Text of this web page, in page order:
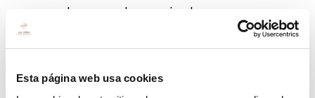
Esta página web usa cookies
ser usados por otro paciente.
Antes de la intervención o tratamiento
odontológico preparando el diente postizo
con antelación al procedimiento. Además,